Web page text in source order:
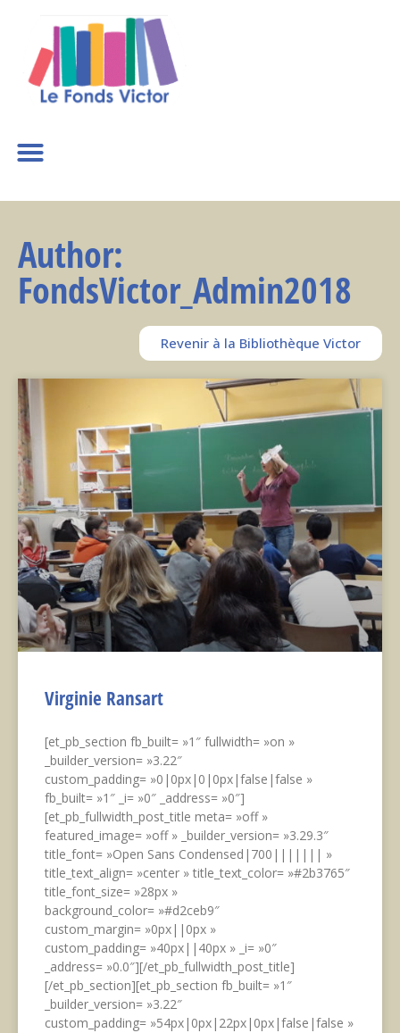
Author:
FondsVictor_Admin2018
Revenir à la Bibliothèque Victor
Virginie Ransart
[et_pb_section fb_built= »1″ fullwidth= »on »
_builder_version= »3.22″
custom_padding= »0|0px|0|0px|false|false »
fb_built= »1″ _i= »0″ _address= »0″]
[et_pb_fullwidth_post_title meta= »off »
featured_image= »off » _builder_version= »3.29.3″
title_font= »Open Sans Condensed|700||||||| »
title_text_align= »center » title_text_color= »#2b3765″
title_font_size= »28px »
background_color= »#d2ceb9″
custom_margin= »0px||0px »
custom_padding= »40px||40px » _i= »0″
_address= »0.0″][/et_pb_fullwidth_post_title]
[/et_pb_section][et_pb_section fb_built= »1″
_builder_version= »3.22″
custom_padding= »54px|0px|22px|0px|false|false »